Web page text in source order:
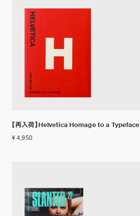
【再入荷】Helvetica Homage to a Typeface
¥ 4,950